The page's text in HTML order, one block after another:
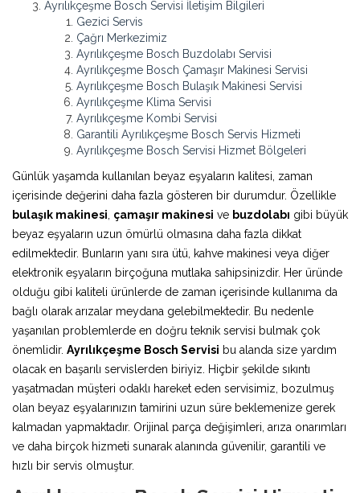
Ayrılıkçeşme Bosch Servisi İletişim Bilgileri
Gezici Servis
Çağrı Merkezimiz
Ayrılıkçeşme Bosch Buzdolabı Servisi
Ayrılıkçeşme Bosch Çamaşır Makinesi Servisi
Ayrılıkçeşme Bosch Bulaşık Makinesi Servisi
Ayrılıkçeşme Klima Servisi
Ayrılıkçeşme Kombi Servisi
Garantili Ayrılıkçeşme Bosch Servis Hizmeti
Ayrılıkçeşme Bosch Servisi Hizmet Bölgeleri
Günlük yaşamda kullanılan beyaz eşyaların kalitesi, zaman
içerisinde değerini daha fazla gösteren bir durumdur. Özellikle
bulaşık makinesi çamaşır makinesi ve buzdolabı gibi büyük
beyaz eşyaların uzun ömürlü olmasına daha fazla dikkat
edilmektedir. Bunların yanı sıra ütü, kahve makinesi veya diğer
elektronik eşyaların birçoğuna mutlaka sahipsinizdir. Her üründe
olduğu gibi kaliteli ürünlerde de zaman içerisinde kullanıma da
bağlı olarak arızalar meydana gelebilmektedir. Bu nedenle
yaşanılan problemlerde en doğru teknik servisi bulmak çok
önemlidir. Ayrılıkçeşme Bosch Servisi bu alanda size yardım
olacak en başarılı servislerden biriyiz. Hiçbir şekilde sıkıntı
yaşatmadan müşteri odaklı hareket eden servisimiz, bozulmuş
olan beyaz eşyalarınızın tamirini uzun süre beklemenize gerek
kalmadan yapmaktadır. Orijinal parça değişimleri, arıza onarımları
ve daha birçok hizmeti sunarak alanında güvenilir, garantili ve
hızlı bir servis olmuştur.